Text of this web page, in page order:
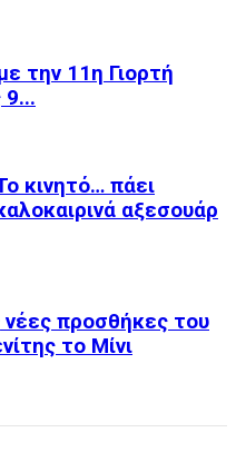
την 11η Γιορτή
9...
κινητό… πάει
αξεσουάρ
νέες προσθήκες του
το Μίνι